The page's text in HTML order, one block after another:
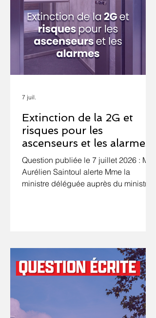
Extinction de la 2G et
risques pour les
ascenseurs et les alarmes
Question publiée le 7 juillet 2026 : M.
Aurélien Saintoul alerte Mme la
ministre déléguée auprès du ministre
conséquences sur les appareils
fonctionnant encore avec cette
technologie, tels que les ascenseurs
et les alarmes. En effet, d'après un
article du 11 juin 2026 du journal
7 juil.